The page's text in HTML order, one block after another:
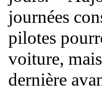
journées
pilotes
voiture,
dernière